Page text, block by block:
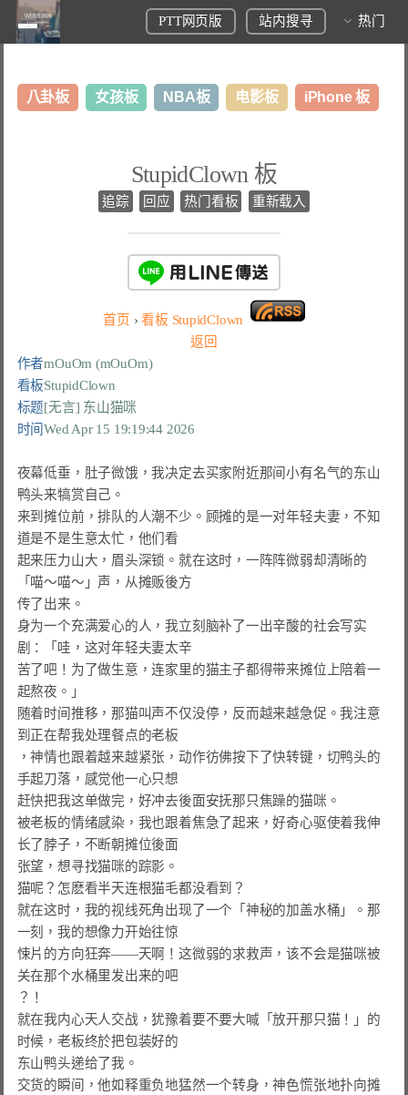
PTT网页版 站内搜寻 热门
八卦板 女孩板 NBA板 电影板 iPhone 板
StupidClown 板
追踪 回应 热门看板 重新载入
首页 › 看板 StupidClown
返回
作者mOuOm (mOuOm)
看板StupidClown
标题[无言] 东山猫咪
时间Wed Apr 15 19:19:44 2026
夜幕低垂，肚子微饿，我决定去买家附近那间小有名气的东山
鸭头来犒赏自己。
来到摊位前，排队的人潮不少。顾摊的是一对年轻夫妻，不知
道是不是生意太忙，他们看
起来压力山大，眉头深锁。就在这时，一阵阵微弱却清晰的
「喵～喵～」声，从摊贩後方
传了出来。
身为一个充满爱心的人，我立刻脑补了一出辛酸的社会写实
剧：「哇，这对年轻夫妻太辛
苦了吧！为了做生意，连家里的猫主子都得带来摊位上陪着一
起熬夜。」
随着时间推移，那猫叫声不仅没停，反而越来越急促。我注意
到正在帮我处理餐点的老板
，神情也跟着越来越紧张，动作彷佛按下了快转键，切鸭头的
手起刀落，感觉他一心只想
赶快把我这单做完，好冲去後面安抚那只焦躁的猫咪。
被老板的情绪感染，我也跟着焦急了起来，好奇心驱使着我伸
长了脖子，不断朝摊位後面
张望，想寻找猫咪的踪影。
猫呢？怎麽看半天连根猫毛都没看到？
就在这时，我的视线死角出现了一个「神秘的加盖水桶」。那
一刻，我的想像力开始往惊
悚片的方向狂奔——天啊！这微弱的求救声，该不会是猫咪被
关在那个水桶里发出来的吧
？！
就在我内心天人交战，犹豫着要不要大喊「放开那只猫！」的
时候，老板终於把包装好的
东山鸭头递给了我。
交货的瞬间，他如释重负地猛然一个转身，神色慌张地扑向摊